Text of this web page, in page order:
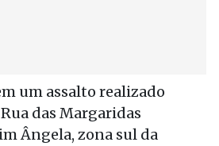
um assalto realizado
das Margaridas
Ângela, zona sul da